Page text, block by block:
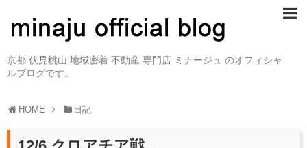
京都 伏見桃山 地域密着 不動産 専門店 ミナージュ のオフィシャ
ルブログです。
HOME 日記